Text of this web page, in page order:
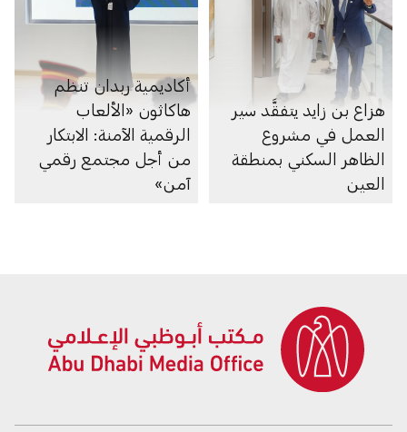
هزاع بن زايد يتفقَّد سير
العمل في مشروع
الظاهر السكني بمنطقة
العين
أكاديمية ربدان تنظم
هاكاثون «الألعاب
الرقمية الآمنة: الابتكار
من أجل مجتمع رقمي
آمن»